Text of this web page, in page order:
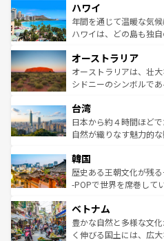
ば市内交通費無料で観光を楽
着のスイス情報はコン
のような巨大都市は、
ンメントが詰まった刺
西部には大自然が広が
部のニューオーリンズ
文化が魅力。旅行者は
しみながら、その多様
ならではの贅沢な旅のスタイルだ。 なお
情報はコンテンツ一覧
ハワイ
年間を通じて温暖な気
ハワイは、どの島も独
ワイ島は見逃せない。
島だが、静かな自然を
おすすめ。エメラルド
れるおもてなしの心で
人々、おいしいローカ
ク、伝統的なフラダン
ワイを、存分に味わってほしい。 なお、新
はコンテンツ一覧を参
オーストラリア
オーストラリアは、壮
シドニーのシンボルで
リアリーフや大陸中央
ク）、タスマニアの美
ど、見どころがたくさ
いる。アクティビティ
ビング、ハイキングな
い。オーストラリアの
参照してほしい。
台湾
日本から約４時間ほど
自然が織りなす魅力的
ン）、静ひつな山岳地帯
と山間の静けさが共存
驚きをもたらしてくれ
容にもいいと評判のスイ
が味わえる。 な
照してほしい。
韓国
歴史ある王朝文化が残
-POPで世界を席巻して
き、地方に足を延ばせば
できる。そして、キム
まで、さまざまな韓国
ベトナム
豊かな自然と多様な文
く伸びる国土には、広